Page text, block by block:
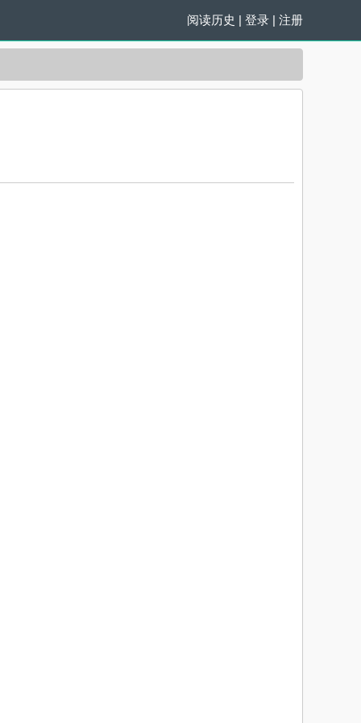
阅读历史 | 登录 | 注册